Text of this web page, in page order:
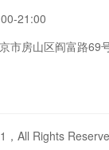
21:00
市房山区阎富路69
All Rights